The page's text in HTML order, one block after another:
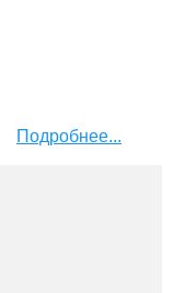
Подробнее...